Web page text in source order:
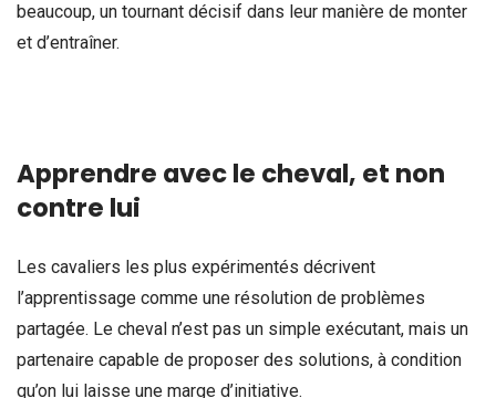
beaucoup, un tournant décisif dans leur manière de monter
et d’entraîner.
Apprendre avec le cheval, et non
contre lui
Les cavaliers les plus expérimentés décrivent
l’apprentissage comme une résolution de problèmes
partagée. Le cheval n’est pas un simple exécutant, mais un
partenaire capable de proposer des solutions, à condition
qu’on lui laisse une marge d’initiative.